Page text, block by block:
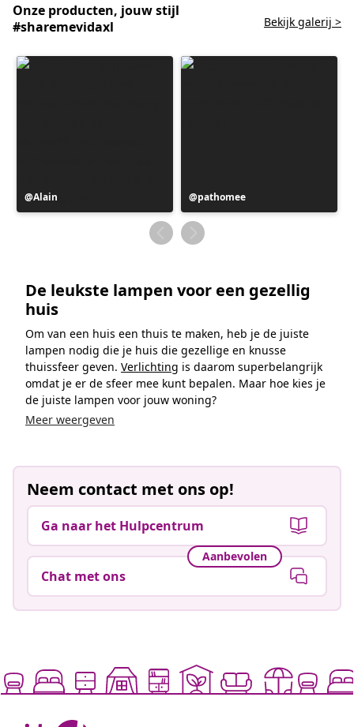
Onze producten, jouw stijl
#sharemevidaxl
Bekijk galerij >
Bericht
gepubliceerd
Alain
Bericht
gepubliceerd
door
pathomee
De leukste lampen voor een gezellig
huis
Om van een huis een thuis te maken, heb je de juiste
lampen nodig die je huis die gezellige en knusse
thuissfeer geven. Verlichting is daarom superbelangrijk
omdat je er de sfeer mee kunt bepalen. Maar hoe kies je
de juiste lampen voor jouw woning?
Meer weergeven
Neem contact met ons op!
Ga naar het Hulpcentrum
Aanbevolen
Chat met ons